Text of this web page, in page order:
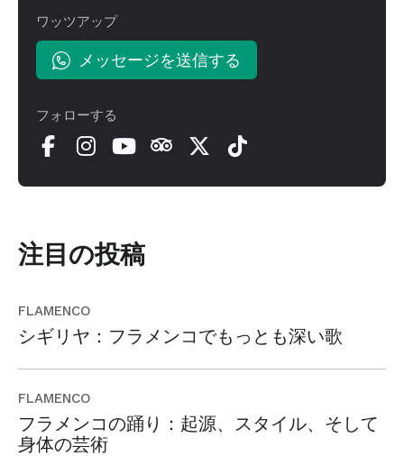
ワッツアップ
メッセージを送信する
フォローする
注目の投稿
FLAMENCO
シギリヤ：フラメンコでもっとも深い歌
FLAMENCO
フラメンコの踊り：起源、スタイル、そして
身体の芸術